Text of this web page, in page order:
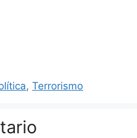
,Terrorismo